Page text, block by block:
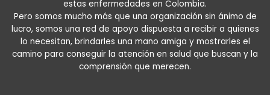
estas enfermedades en Colombia.
Pero somos mucho más que una organización sin ánimo de
lucro, somos una red de apoyo dispuesta a recibir a quienes
lo necesitan, brindarles una mano amiga y mostrarles el
camino para conseguir la atención en salud que buscan y la
comprensión que merecen.